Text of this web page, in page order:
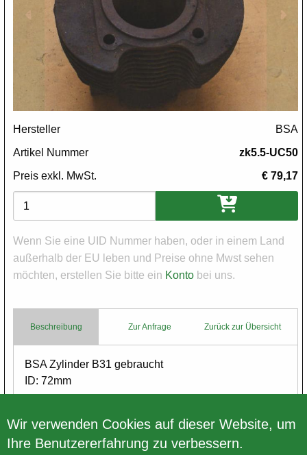
Hersteller
BSA
Artikel Nummer
zk5.5-UC50
Preis exkl. MwSt.
€ 79,17
Varianten
Wenn Sie eine UID Nummer haben, oder in einem Land
außerhalb der EU leben und Preise ohne Mwst sehen
möchten, erstellen Sie bitte ein Konto bei uns.
Beschreibung Zurück zur Übersicht
Zur Anfrage
Body
BSA Zylinder B31 gebraucht
ID: 72mm
Wir verwenden Cookies auf dieser Website, um
Ihre Benutzererfahrung zu verbessern.